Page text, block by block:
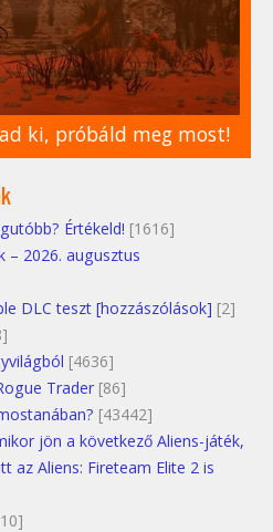
ki, próbáld meg most!
Értékeld! [1616]
– 2026. augusztus
DLC teszt [hozzászólások] [2]
[4636]
Trader [86]
[43442]
jön a következő Aliens-játék,
az Aliens: Fireteam Elite 2 is